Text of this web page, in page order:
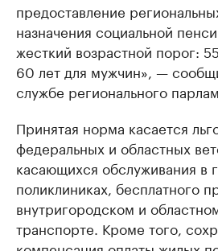
предоставление
назначения социальной
жесткий возрастной порог:
60 лет для мужчин», —
службе регионального
Принятая норма касается
федеральных и областных
касающихся обслуживания в
поликлиниках, бесплатного
внутригородском и
транспорте. Кроме того,